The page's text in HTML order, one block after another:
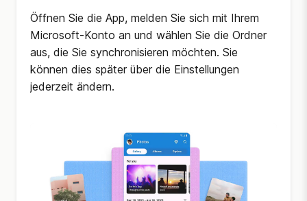
Öffnen Sie die App, melden Sie sich mit Ihrem
Microsoft-Konto an und wählen Sie die Ordner
aus, die Sie synchronisieren möchten. Sie
können dies später über die Einstellungen
jederzeit ändern.